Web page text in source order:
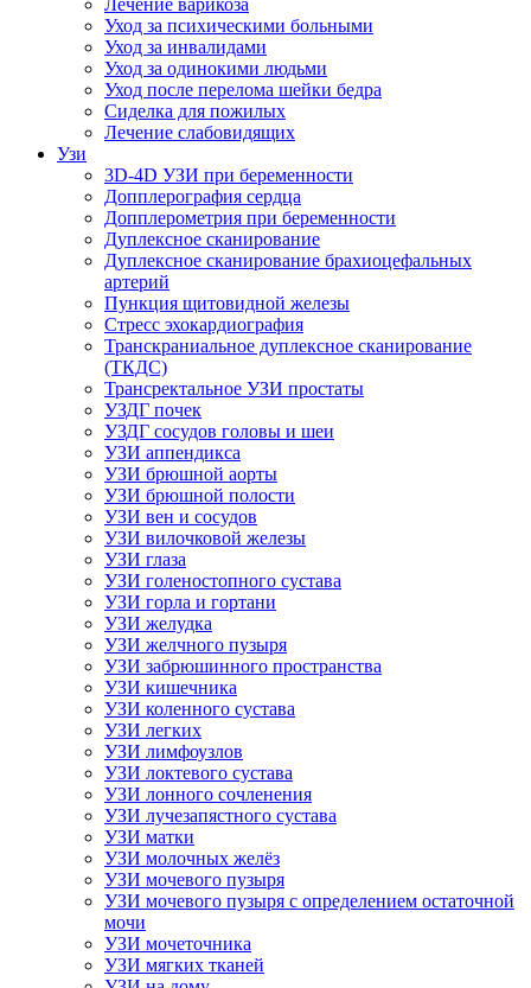
Лечение варикоза
Уход за психическими больными
Уход за инвалидами
Уход за одинокими людьми
Уход после перелома шейки бедра
Сиделка для пожилых
Лечение слабовидящих
Узи
3D-4D УЗИ при беременности
Допплерография сердца
Допплерометрия при беременности
Дуплексное сканирование
Дуплексное сканирование брахиоцефальных
артерий
Пункция щитовидной железы
Стресс эхокардиография
Транскраниальное дуплексное сканирование
(ТКДС)
Трансректальное УЗИ простаты
УЗДГ почек
УЗДГ сосудов головы и шеи
УЗИ аппендикса
УЗИ брюшной аорты
УЗИ брюшной полости
УЗИ вен и сосудов
УЗИ вилочковой железы
УЗИ глаза
УЗИ голеностопного сустава
УЗИ горла и гортани
УЗИ желудка
УЗИ желчного пузыря
УЗИ забрюшинного пространства
УЗИ кишечника
УЗИ коленного сустава
УЗИ легких
УЗИ лимфоузлов
УЗИ локтевого сустава
УЗИ лонного сочленения
УЗИ лучезапястного сустава
УЗИ матки
УЗИ молочных желёз
УЗИ мочевого пузыря
УЗИ мочевого пузыря с определением остаточной
мочи
УЗИ мочеточника
УЗИ мягких тканей